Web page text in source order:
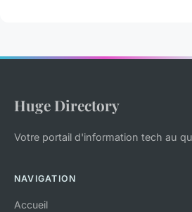
Huge Directory
Votre portail d'information tech au
NAVIGATION
Accueil